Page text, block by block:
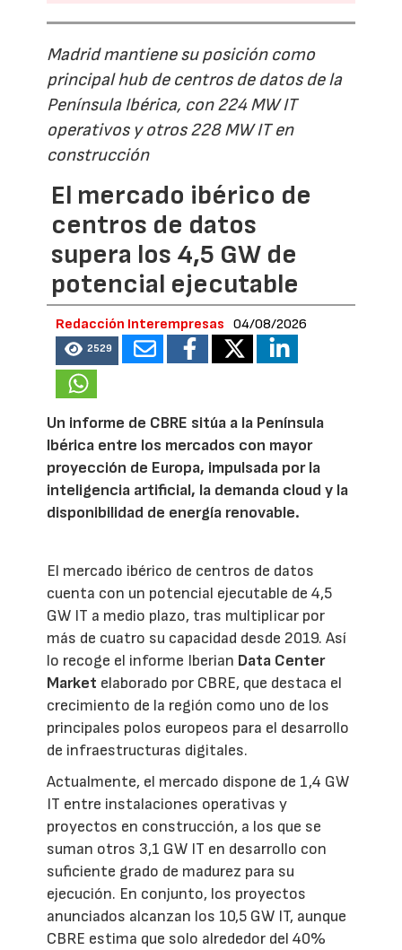
Madrid mantiene su posición como
principal hub de centros de datos de la
Península Ibérica, con 224 MW IT
operativos y otros 228 MW IT en
construcción
El mercado ibérico de
centros de datos
supera los 4,5 GW de
potencial ejecutable
Redacción Interempresas 04/08/2026
2529
Un informe de CBRE sitúa a la Península
Ibérica entre los mercados con mayor
proyección de Europa, impulsada por la
inteligencia artificial, la demanda cloud y la
disponibilidad de energía renovable.
El mercado ibérico de centros de datos
cuenta con un potencial ejecutable de 4,5
GW IT a medio plazo, tras multiplicar por
más de cuatro su capacidad desde 2019. Así
lo recoge el informe Iberian Data Center
Market elaborado por CBRE, que destaca el
crecimiento de la región como uno de los
principales polos europeos para el desarrollo
de infraestructuras digitales.
Actualmente, el mercado dispone de 1,4 GW
IT entre instalaciones operativas y
proyectos en construcción, a los que se
suman otros 3,1 GW IT en desarrollo con
suficiente grado de madurez para su
ejecución. En conjunto, los proyectos
anunciados alcanzan los 10,5 GW IT, aunque
CBRE estima que solo alrededor del 40%